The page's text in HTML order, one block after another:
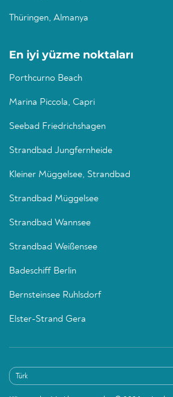
Thüringen, Almanya
En iyi yüzme noktaları
Porthcurno Beach
Marina Piccola, Capri
Seebad Friedrichshagen
Strandbad Jungfernheide
Kleiner Müggelsee, Strandbad
Strandbad Müggelsee
Strandbad Wannsee
Strandbad Weißensee
Badeschiff Berlin
Bernsteinsee Ruhlsdorf
Elster-Strand Gera